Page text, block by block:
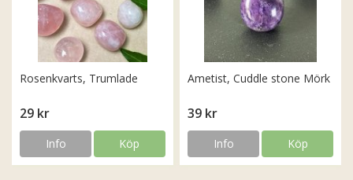
Rosenkvarts, Trumlade
29 kr
Info Köp
Ametist, Cuddle stone Mörk
39 kr
Info Köp